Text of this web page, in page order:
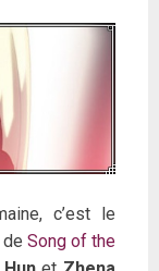
c’est le
de Song of the